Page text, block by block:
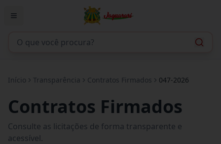
Início Transparência Contratos Firmados 047-2026
Contratos Firmados
Consulte as licitações de forma transparente e
acessível.